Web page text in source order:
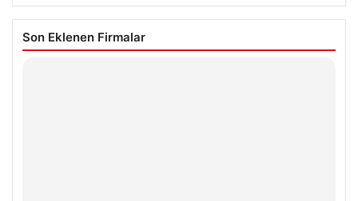
Son Eklenen Firmalar